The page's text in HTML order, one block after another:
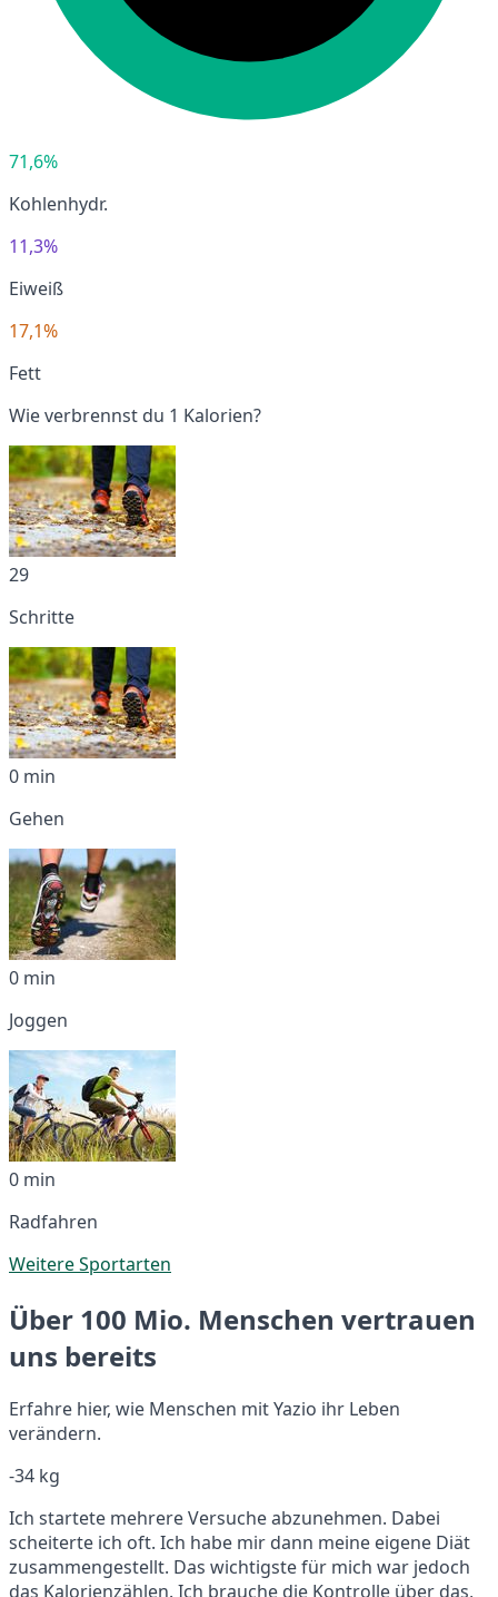
71,6%
Kohlenhydr.
11,3%
Eiweiß
17,1%
Fett
Wie verbrennst du 1 Kalorien?
29
Schritte
0 min
Gehen
0 min
Joggen
0 min
Radfahren
Weitere Sportarten
Über 100 Mio. Menschen vertrauen
uns bereits
Erfahre hier, wie Menschen mit Yazio ihr Leben
verändern.
-34 kg
Ich startete mehrere Versuche abzunehmen. Dabei
scheiterte ich oft. Ich habe mir dann meine eigene Diät
zusammengestellt. Das wichtigste für mich war jedoch
das Kalorienzählen. Ich brauche die Kontrolle über das,